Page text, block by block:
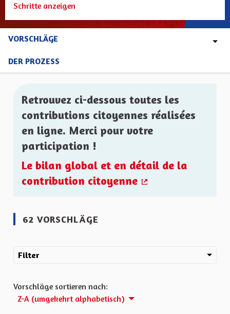
Schritte anzeigen
VORSCHLÄGE
DER PROZESS
Retrouvez ci-dessous toutes les
contributions citoyennes réalisées
en ligne. Merci pour votre
participation !
Le bilan global et en détail de la
contribution citoyenne
62 VORSCHLÄGE
Filter
Vorschläge sortieren nach:
Z-A (umgekehrt alphabetisch)